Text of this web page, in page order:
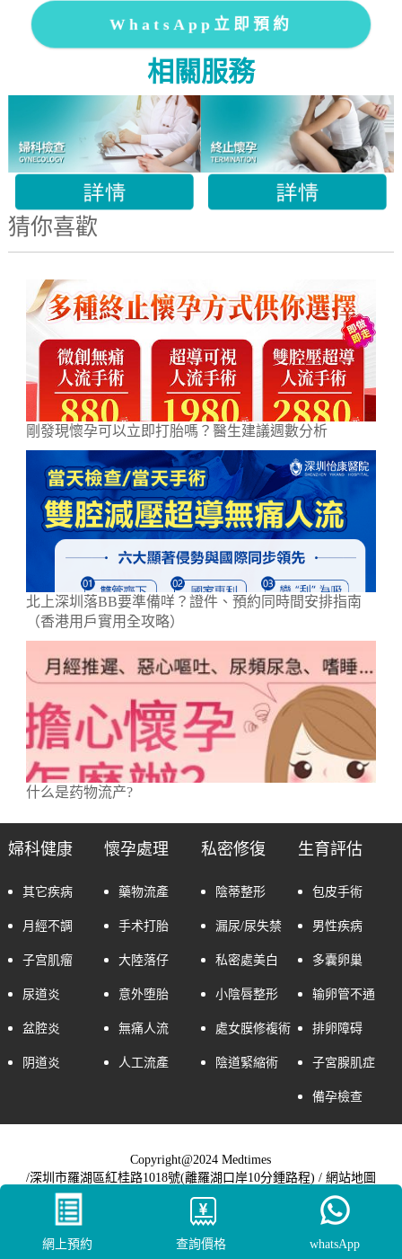
網上預約 查詢價格 whatsApp
WhatsApp立即預約
相關服務
猜你喜歡
剛發現懷孕可以立即打胎嗎？醫生建議週數分析
北上深圳落BB要準備咩？證件、預約同時間安排指南
（香港用戶實用全攻略）
什么是药物流产?
婦科健康
其它疾病
月經不調
子宫肌瘤
尿道炎
盆腔炎
阴道炎
懷孕處理
藥物流產
手术打胎
大陸落仔
意外堕胎
無痛人流
人工流產
私密修復
陰蒂整形
漏尿/尿失禁
私密處美白
小陰唇整形
處女膜修複術
陰道緊縮術
生育評估
包皮手術
男性疾病
多囊卵巢
输卵管不通
排卵障碍
子宮腺肌症
備孕檢查
Copyright@2024 Medtimes
/深圳市羅湖區紅桂路1018號(離羅湖口岸10分鍾路程) / 網站地圖